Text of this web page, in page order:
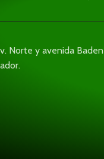
Norte y avenida Baden